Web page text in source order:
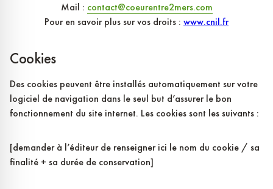
Mail : contact@coeurentre2mers.com
Pour en savoir plus sur vos droits : www.cnil.fr
Cookies
Des cookies peuvent être installés automatiquement sur votre
logiciel de navigation dans le seul but d’assurer le bon
fonctionnement du site internet. Les cookies sont les suivants :
[demander à l’éditeur de renseigner ici le nom du cookie / sa
finalité + sa durée de conservation]